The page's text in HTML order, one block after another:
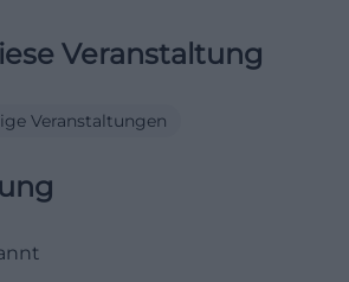
Veranstaltung
Veranstaltungen